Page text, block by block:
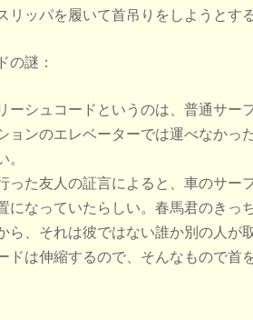
リッパを履いて首吊りをしようとす
の謎：
ーシュコードというのは、普通サー
ョンのエレベーターでは運べなかっ
。
った友人の証言によると、車のサー
になっていたらしい。春馬君のきっ
ら、それは彼ではない誰か別の人が
ドは伸縮するので、そんなもので首